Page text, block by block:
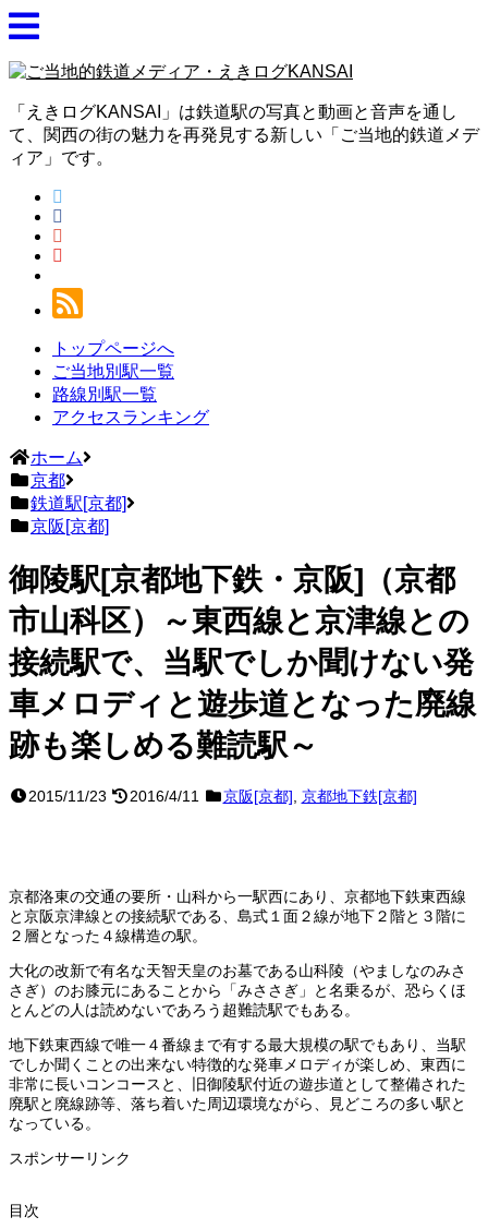
「えきログKANSAI」は鉄道駅の写真と動画と音声を通し
て、関西の街の魅力を再発見する新しい「ご当地的鉄道メデ
ィア」です。
トップページへ
ご当地別駅一覧
路線別駅一覧
アクセスランキング
ホーム
京都
鉄道駅[京都]
京阪[京都]
御陵駅[京都地下鉄・京阪]（京都
市山科区）～東西線と京津線との
接続駅で、当駅でしか聞けない発
車メロディと遊歩道となった廃線
跡も楽しめる難読駅～
2015/11/23 2016/4/11 京阪[京都] 京都地下鉄[京都]
京都洛東の交通の要所・山科から一駅西にあり、京都地下鉄東西線
と京阪京津線との接続駅である、島式１面２線が地下２階と３階に
２層となった４線構造の駅。
大化の改新で有名な天智天皇のお墓である山科陵（やましなのみさ
さぎ）のお膝元にあることから「みささぎ」と名乗るが、恐らくほ
とんどの人は読めないであろう超難読駅でもある。
地下鉄東西線で唯一４番線まで有する最大規模の駅でもあり、当駅
でしか聞くことの出来ない特徴的な発車メロディが楽しめ、東西に
非常に長いコンコースと、旧御陵駅付近の遊歩道として整備された
廃駅と廃線跡等、落ち着いた周辺環境ながら、見どころの多い駅と
なっている。
スポンサーリンク
目次